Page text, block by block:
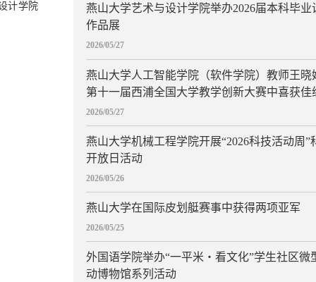
计学院
燕山大学艺术与设计学院举办2026届本科毕业
作品展
2026/05/27
燕山大学人工智能学院（软件学院）教师王晓
第十一届西浦全国大学教学创新大赛中喜获佳
2026/05/27
燕山大学机械工程学院开展“2026科技活动周”
开放日活动
2026/05/26
燕山大学在国际皮划艇赛事中获得两项亚军
2026/05/25
外国语学院举办“一平米・看文化”学生社区微
动博物馆系列活动